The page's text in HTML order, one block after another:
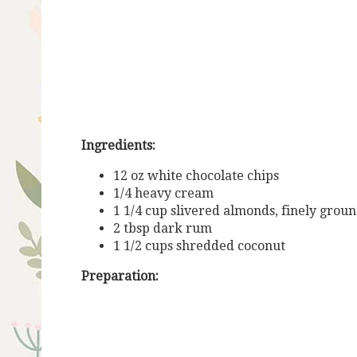
Ingredients:
12 oz white chocolate chips
1/4 heavy cream
1 1/4 cup slivered almonds, finely
2 tbsp dark rum
1 1/2 cups shredded coconut
Preparation: